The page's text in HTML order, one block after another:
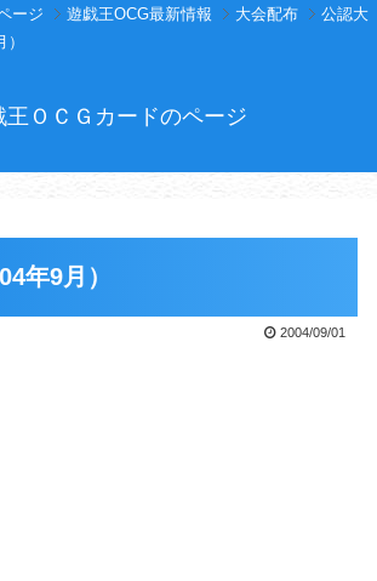
ージ 遊戯王OCG最新情報 大会配布
公認大
王ＯＣＧカードのページ
年9月）
2004/09/01